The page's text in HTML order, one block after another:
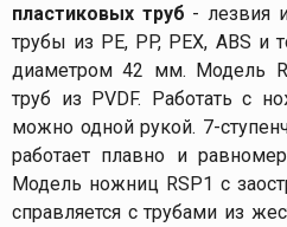
пластиковых труб -лезвия
трубы из PE, PP, PEX, ABS и
диаметром 42 мм. Модель
труб из PVDF. Работать с
можно одной рукой. 7-
работает плавно и
Модель ножниц RSP1 с
справляется с трубами из